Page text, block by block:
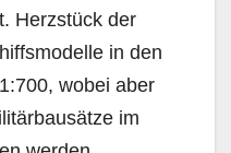
Herzstück der
in den
wobei aber
im